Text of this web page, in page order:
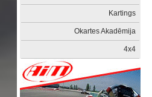
Kartings
Okartes Akadēmija
4x4